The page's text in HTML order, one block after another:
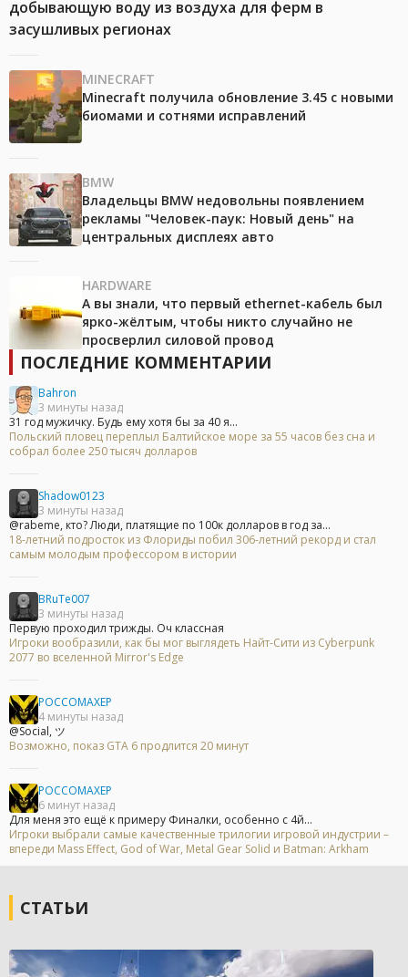
добывающую воду из воздуха для ферм в
засушливых регионах
MINECRAFT
Minecraft получила обновление 3.45 с новыми
биомами и сотнями исправлений
BMW
Владельцы BMW недовольны появлением
рекламы "Человек-паук: Новый день" на
центральных дисплеях авто
HARDWARE
А вы знали, что первый ethernet-кабель был
ярко-жёлтым, чтобы никто случайно не
просверлил силовой провод
ПОСЛЕДНИЕ КОММЕНТАРИИ
Bahron
3 минуты назад
31 год мужичку. Будь ему хотя бы за 40 я...
Польский пловец переплыл Балтийское море за 55 часов без сна и
собрал более 250 тысяч долларов
Shadow0123
3 минуты назад
@rabeme, кто? Люди, платящие по 100к долларов в год за...
18-летний подросток из Флориды побил 306-летний рекорд и стал
самым молодым профессором в истории
BRuTe007
3 минуты назад
Первую проходил трижды. Оч классная
Игроки вообразили, как бы мог выглядеть Найт-Сити из Cyberpunk
2077 во вселенной Mirror's Edge
POCCOMAXEP
4 минуты назад
@Social, ツ
Возможно, показ GTA 6 продлится 20 минут
POCCOMAXEP
6 минут назад
Для меня это ещё к примеру Финалки, особенно с 4й...
Игроки выбрали самые качественные трилогии игровой индустрии –
впереди Mass Effect, God of War, Metal Gear Solid и Batman: Arkham
СТАТЬИ